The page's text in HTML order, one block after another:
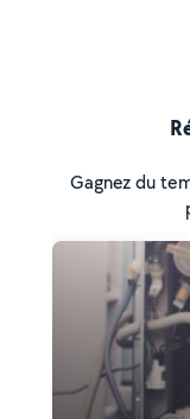
Gagnez du